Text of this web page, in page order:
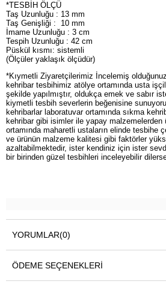
*TESBİH ÖLÇÜ
Taş Uzunluğu : 13 mm
Taş Genişliği : 10 mm
İmame Uzunluğu : 3 cm
Tespih Uzunluğu : 42 cm
Püskül kısmı: sistemli
(Ölçüler yaklaşık ölçüdür)
*Kıymetli Ziyaretçilerimiz İncelemiş
kehribar tesbihimiz atölye ortamında usta
şekilde yapılmıştır, oldukça emek ve sabır
kiymetli tesbih severlerin beğenisine
kehribarlar laboratuvar ortamında sıkma
kehribar gibi isimler ile yapay malzemelerden
ortamında maharetli ustaların elinde tesbihe
ve ürünün malzeme kalitesi gibi faktörler
azaltabilmektedir, ister kendiniz için ister
bir birinden güzel tesbihleri inceleyebilir
YORUMLAR(0)
ÖDEME SEÇENEKLERI